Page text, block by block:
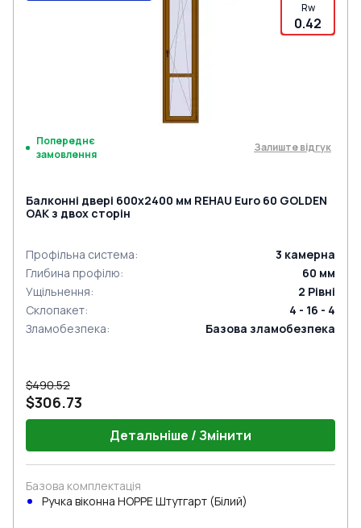
Rw
0.42
Попереднє
замовлення
Залиште відгук
Балконні двері 600x2400 мм REHAU Euro 60 GOLDEN
OAK з двох сторін
Профільна система: 3 камерна
Глибина профілю: 60 мм
Ущільнення: 2 Рівні
Склопакет:
4 - 16 - 4
Зламобезпека: Базова зламобезпека
$490.52
$306.73
Детальніше / Змінити
Базова комплектація
Ручка віконна HOPPE Штутгарт (Білий)